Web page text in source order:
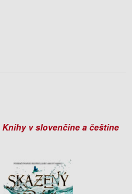
Knihy v slovenčine a češtine